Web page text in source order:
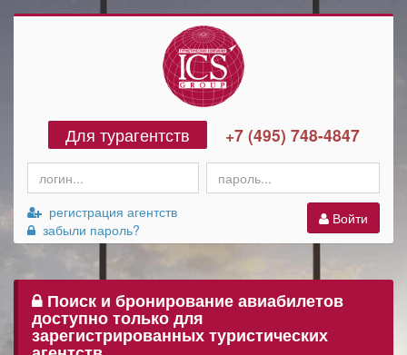
Для турагентств +7 (495) 748-4847
регистрация агентств
забыли пароль?
Войти
Поиск и бронирование авиабилетов
доступно только для
зарегистрированных туристических